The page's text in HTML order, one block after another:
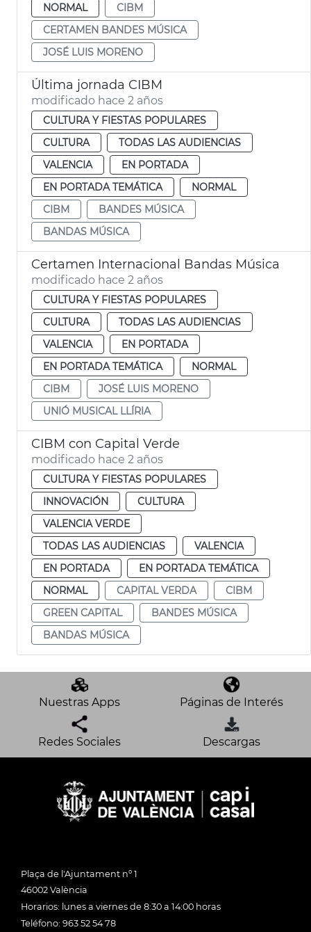
NORMAL
CIBM
CERTAMEN BANDES MÚSICA
JOSÉ LUIS MORENO
Última jornada CIBM
modificado hace 2 años
CULTURA Y FIESTAS POPULARES
CULTURA
TODAS LAS AUDIENCIAS
VALENCIA
EN PORTADA
EN PORTADA TEMÁTICA
NORMAL
CIBM
BANDES MÚSICA
BANDAS MÚSICA
Certamen Internacional Bandas Música
modificado hace 2 años
CULTURA Y FIESTAS POPULARES
CULTURA
TODAS LAS AUDIENCIAS
VALENCIA
EN PORTADA
EN PORTADA TEMÁTICA
NORMAL
CIBM
JOSÉ LUIS MORENO
UNIÓ MUSICAL LLÍRIA
CIBM con Capital Verde
modificado hace 2 años
CULTURA Y FIESTAS POPULARES
INNOVACIÓN
CULTURA
VALENCIA VERDE
TODAS LAS AUDIENCIAS
VALENCIA
EN PORTADA
EN PORTADA TEMÁTICA
NORMAL
CAPITAL VERDA
CIBM
GREEN CAPITAL
BANDES MÚSICA
BANDAS MÚSICA
Nuestras Apps Páginas de Interés
Redes Sociales Descargas
Plaça de l'Ajuntament nº 1
46002 València
Horarios: lunes a viernes de 8:30 a 14:00 horas
Teléfono: 963 52 54 78